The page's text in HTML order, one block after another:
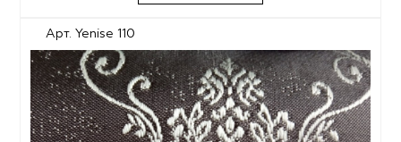
Арт. Yenise 110